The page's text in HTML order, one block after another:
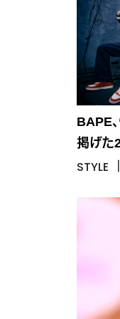
BAPE
掲げた
STYLE